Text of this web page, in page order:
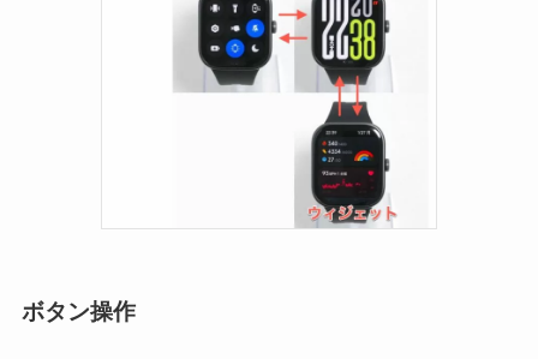
ボタン操作